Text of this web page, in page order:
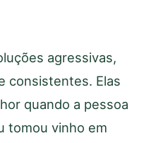
agressivas,
consistentes. Elas
quando a pessoa
tomou vinho em